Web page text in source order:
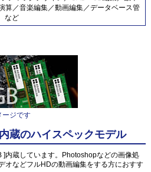
算／音楽編集／動画編集／データベース管
など
ジです
蔵のハイスペックモデル
]内蔵しています。Photoshopなどの画像処
オなどフルHDの動画編集をする方におすす